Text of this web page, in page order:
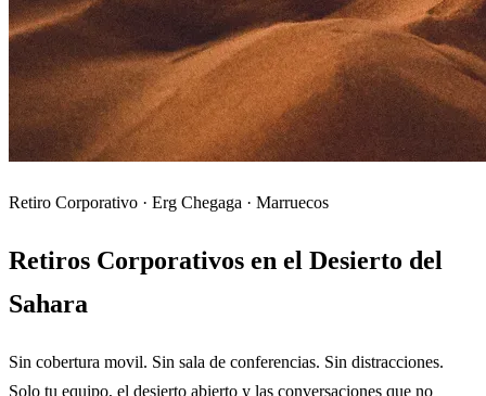
Retiro Corporativo · Erg Chegaga · Marruecos
Retiros Corporativos en el Desierto del
Sahara
Sin cobertura movil. Sin sala de conferencias. Sin distracciones.
Solo tu equipo, el desierto abierto y las conversaciones que no